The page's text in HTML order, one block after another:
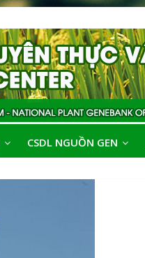
CSDL NGUỒN GEN